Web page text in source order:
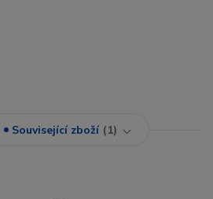
Související zboží 1